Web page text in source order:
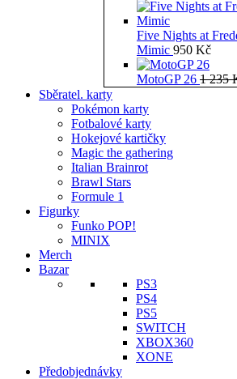
Five Nights at
Mimic 950 Kč
MotoGP 26 1 235
Sběratel. karty
Pokémon karty
Fotbalové karty
Hokejové kartičky
Magic the gathering
Italian Brainrot
Brawl Stars
Formule 1
Figurky
Funko POP!
MINIX
Merch
Bazar
PS3
PS4
PS5
SWITCH
XBOX360
XONE
Předobjednávky